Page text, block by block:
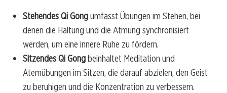
Stehendes Qi Gongumfasst Übungen im Stehen, bei
denen die Haltung und die Atmung synchronisiert
werden, um eine innere Ruhe zu fördern.
Sitzendes Qi Gongbeinhaltet Meditation und
Atemübungen im Sitzen, die darauf abzielen, den Geist
zu beruhigen und die Konzentration zu verbessern.